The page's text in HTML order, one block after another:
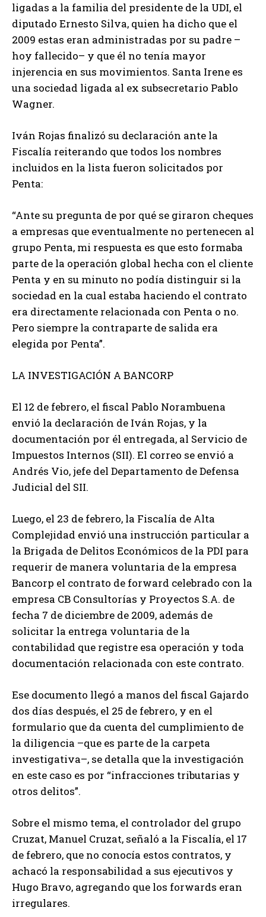
ligadas a la familia del presidente de la UDI, el
diputado Ernesto Silva, quien ha dicho que el
2009 estas eran administradas por su padre –
hoy fallecido– y que él no tenía mayor
injerencia en sus movimientos. Santa Irene es
una sociedad ligada al ex subsecretario Pablo
Wagner.
Iván Rojas finalizó su declaración ante la
Fiscalía reiterando que todos los nombres
incluidos en la lista fueron solicitados por
Penta:
“Ante su pregunta de por qué se giraron cheques
a empresas que eventualmente no pertenecen al
grupo Penta, mi respuesta es que esto formaba
parte de la operación global hecha con el cliente
Penta y en su minuto no podía distinguir si la
sociedad en la cual estaba haciendo el contrato
era directamente relacionada con Penta o no.
Pero siempre la contraparte de salida era
elegida por Penta”.
LA INVESTIGACIÓN A BANCORP
El 12 de febrero, el fiscal Pablo Norambuena
envió la declaración de Iván Rojas, y la
documentación por él entregada, al Servicio de
Impuestos Internos (SII). El correo se envió a
Andrés Vio, jefe del Departamento de Defensa
Judicial del SII.
Luego, el 23 de febrero, la Fiscalía de Alta
Complejidad envió una instrucción particular a
la Brigada de Delitos Económicos de la PDI para
requerir de manera voluntaria de la empresa
Bancorp el contrato de forward celebrado con la
empresa CB Consultorías y Proyectos S.A. de
fecha 7 de diciembre de 2009, además de
solicitar la entrega voluntaria de la
contabilidad que registre esa operación y toda
documentación relacionada con este contrato.
Ese documento llegó a manos del fiscal Gajardo
dos días después, el 25 de febrero, y en el
formulario que da cuenta del cumplimiento de
la diligencia –que es parte de la carpeta
investigativa–, se detalla que la investigación
en este caso es por “infracciones tributarias y
otros delitos”.
Sobre el mismo tema, el controlador del grupo
Cruzat, Manuel Cruzat, señaló a la Fiscalía, el 17
de febrero, que no conocía estos contratos, y
achacó la responsabilidad a sus ejecutivos y
Hugo Bravo, agregando que los forwards eran
irregulares.